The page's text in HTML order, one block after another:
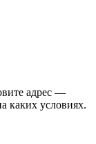
адрес —
каких условиях.